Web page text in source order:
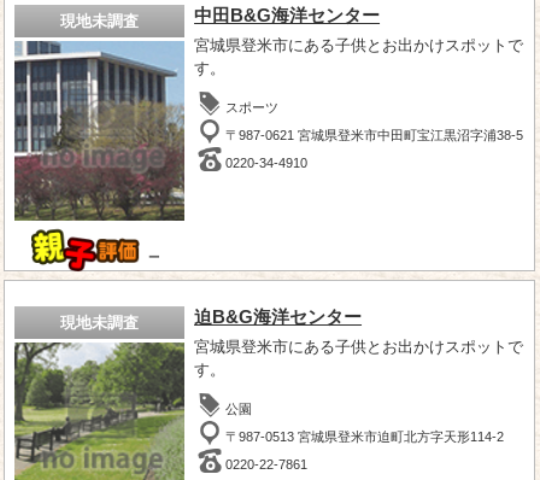
現地未調査
－
中田B&G海洋センター
宮城県登米市にある子供とお出かけスポットで
す。
スポーツ
〒987-0621 宮城県登米市中田町宝江黒沼字浦38-5
0220-34-4910
現地未調査 迫B&G海洋センター
宮城県登米市にある子供とお出かけスポットで
す。
公園
〒987-0513 宮城県登米市迫町北方字天形114-2
0220-22-7861